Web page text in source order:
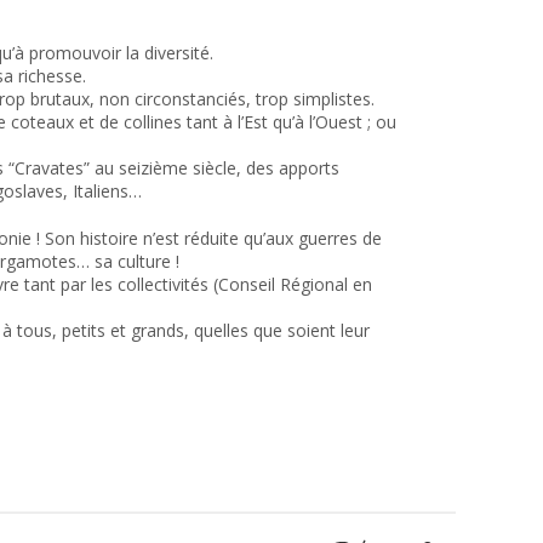
promouvoir la diversité.
richesse.
brutaux, non circonstanciés, trop simplistes.
et de collines tant à l’Est qu’à l’Ouest ; ou
au seizième siècle, des apports
Italiens…
! Son histoire n’est réduite qu’aux guerres de
sa culture !
tant par les collectivités (Conseil Régional en
tous, petits et grands, quelles que soient leur